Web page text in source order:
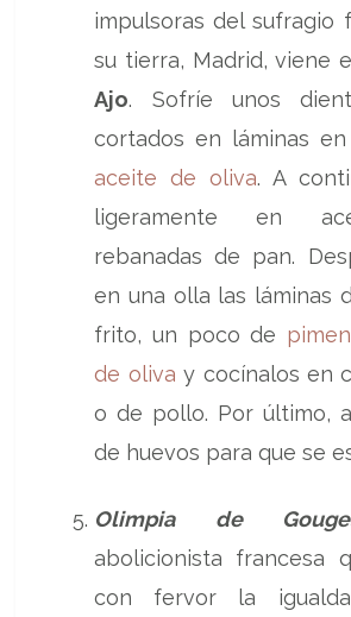
impulsoras del sufragio
su tierra, Madrid, viene
Ajo. Sofríe unos
cortados en láminas
aceite de oliva. A
ligeramente en
rebanadas de pan.
en una olla las láminas
frito, un poco de
de oliva y cocínalos en
o de pollo. Por último,
de huevos para que se
Olimpia de
abolicionista francesa
con fervor la